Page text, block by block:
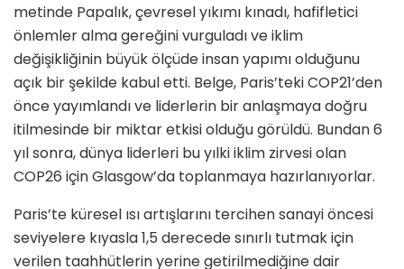
metinde Papalık, çevresel yıkımı kınadı, hafifletici
önlemler alma gereğini vurguladı ve iklim
değişikliğinin büyük ölçüde insan yapımı olduğunu
açık bir şekilde kabul etti. Belge, Paris’teki COP21’den
önce yayımlandı ve liderlerin bir anlaşmaya doğru
itilmesinde bir miktar etkisi olduğu görüldü. Bundan 6
yıl sonra, dünya liderleri bu yılki iklim zirvesi olan
COP26 için Glasgow’da toplanmaya hazırlanıyorlar.
Paris’te küresel ısı artışlarını tercihen sanayi öncesi
seviyelere kıyasla 1,5 derecede sınırlı tutmak için
verilen taahhütlerin yerine getirilmediğine dair